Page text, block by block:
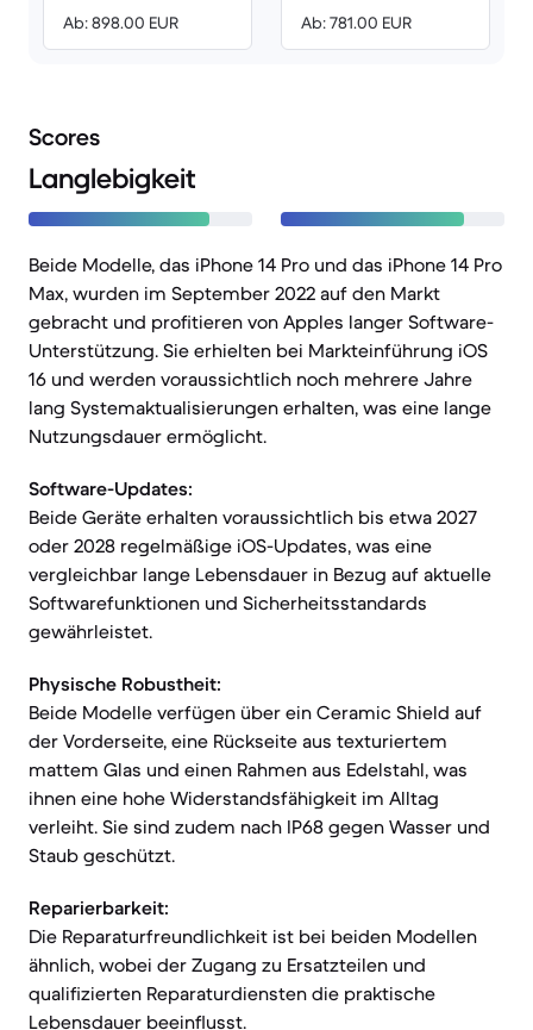
Ab: 898.00 EUR Ab: 781.00 EUR
Scores
Langlebigkeit
Beide Modelle, das iPhone 14 Pro und das iPhone 14 Pro
Max, wurden im September 2022 auf den Markt
gebracht und profitieren von Apples langer Software-
Unterstützung. Sie erhielten bei Markteinführung iOS
16 und werden voraussichtlich noch mehrere Jahre
lang Systemaktualisierungen erhalten, was eine lange
Nutzungsdauer ermöglicht.
Software-Updates:
Beide Geräte erhalten voraussichtlich bis etwa 2027
oder 2028 regelmäßige iOS-Updates, was eine
vergleichbar lange Lebensdauer in Bezug auf aktuelle
Softwarefunktionen und Sicherheitsstandards
gewährleistet.
Physische Robustheit:
Beide Modelle verfügen über ein Ceramic Shield auf
der Vorderseite, eine Rückseite aus texturiertem
mattem Glas und einen Rahmen aus Edelstahl, was
ihnen eine hohe Widerstandsfähigkeit im Alltag
verleiht. Sie sind zudem nach IP68 gegen Wasser und
Staub geschützt.
Reparierbarkeit:
Die Reparaturfreundlichkeit ist bei beiden Modellen
ähnlich, wobei der Zugang zu Ersatzteilen und
qualifizierten Reparaturdiensten die praktische
Lebensdauer beeinflusst.